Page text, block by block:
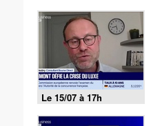
Le 15/07 à 17h